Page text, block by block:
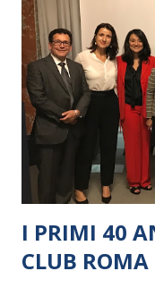
I PRIMI 40
CLUB ROMA